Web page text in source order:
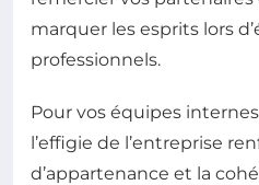
marquer les esprits lors
professionnels.
Pour vos équipes
l’effigie de l’entreprise
d’appartenance et la